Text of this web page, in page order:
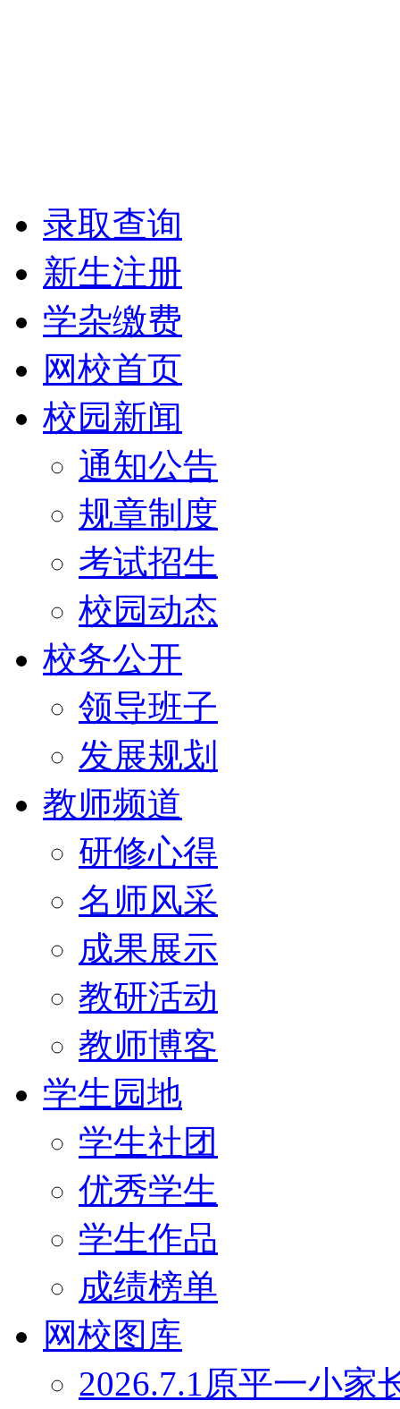
录取查询
新生注册
学杂缴费
网校首页
校园新闻
通知公告
规章制度
考试招生
校园动态
校务公开
领导班子
发展规划
教师频道
研修心得
名师风采
成果展示
教研活动
教师博客
学生园地
学生社团
优秀学生
学生作品
成绩榜单
网校图库
2026.7.1原平一小家